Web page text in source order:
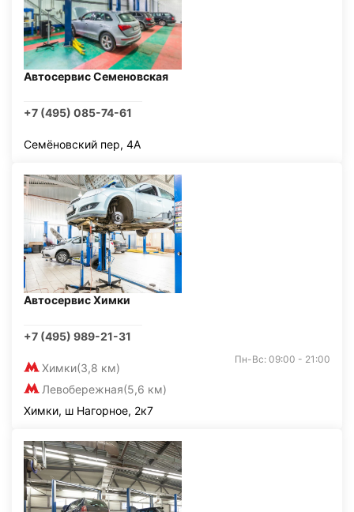
Автосервис Семеновская
+7 (495) 085-74-61
Семёновский пер, 4А
Автосервис Химки
+7 (495) 989-21-31
Химки(3,8 км)
Левобережная(5,6 км)
Пн-Вс: 09:00 - 21:00
Химки, ш Нагорное, 2к7